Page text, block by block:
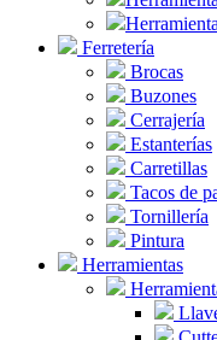
Ferretería
Brocas
Buzones
Cerrajería
Estanterías
Carretillas
Tacos de
Tornillería
Pintura
Herramientas